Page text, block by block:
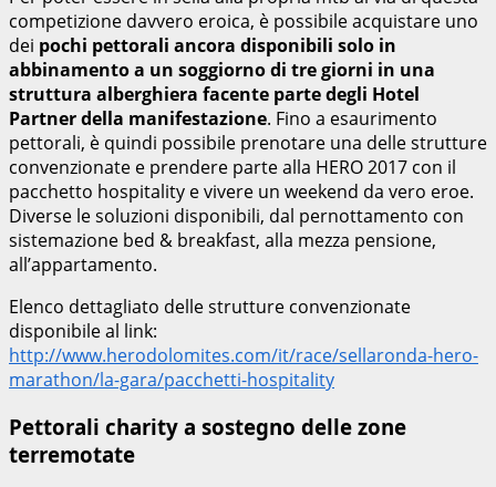
competizione davvero eroica, è possibile acquistare uno
dei pochi pettorali ancora disponibili solo in
abbinamento a un soggiorno di tre giorni in una
struttura alberghiera facente parte degli Hotel
Partner della manifestazione. Fino a esaurimento
pettorali, è quindi possibile prenotare una delle strutture
convenzionate e prendere parte alla HERO 2017 con il
pacchetto hospitality e vivere un weekend da vero eroe.
Diverse le soluzioni disponibili, dal pernottamento con
sistemazione bed & breakfast, alla mezza pensione,
all’appartamento.
Elenco dettagliato delle strutture convenzionate
disponibile al link:
http://www.herodolomites.com/it/race/sellaronda-hero-
marathon/la-gara/pacchetti-hospitality
Pettorali charity a sostegno delle zone
terremotate